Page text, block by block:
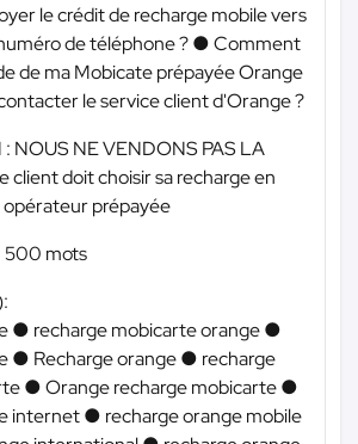
le crédit de recharge mobile vers
de téléphone ? ● Comment
de ma Mobicate prépayée Orange
le service client d'Orange ?
NOUS NE VENDONS PAS LA
client doit choisir sa recharge en
prépayée
500 mots
● recharge mobicarte orange ●
● Recharge orange ● recharge
● Orange recharge mobicarte ●
internet ● recharge orange mobile